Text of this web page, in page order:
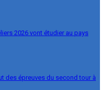
2026 vont étudier au pays
des épreuves du second tour à